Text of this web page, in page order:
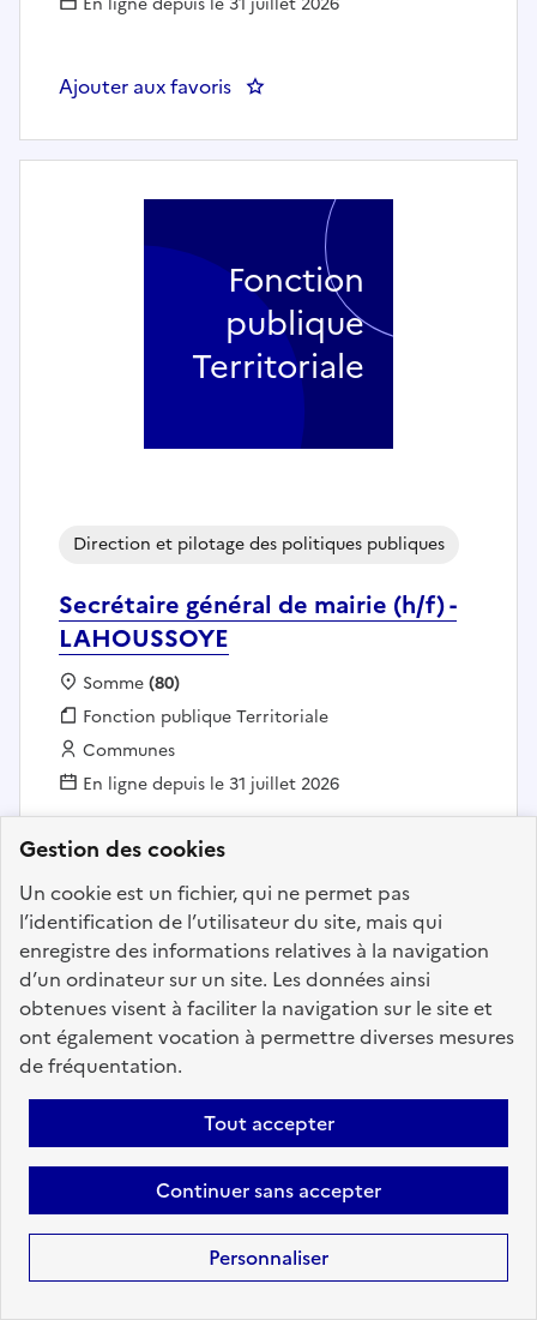
Gestion des cookies
Un cookie est un fichier, qui ne permet pas
l’identification de l’utilisateur du site, mais qui
enregistre des informations relatives à la navigation
d’un ordinateur sur un site. Les données ainsi
obtenues visent à faciliter la navigation sur le site et
ont également vocation à permettre diverses mesures
de fréquentation.
Tout accepter
Continuer sans accepter
Personnaliser
Ajouter aux favoris : Secrétaire général de mairie
Secrétaire général de mairie (h/f) -
LAHOUSSOYE
Direction et pilotage des politiques publiques
Localisation :
Somme(80)
Fonction publique :
Fonction publique Territoriale
Employeur :
Communes
En ligne depuis le 31 juillet 2026
Ajouter aux favoris
Fonction
publique
Territoriale
Précédent 1 17 18 19
21
22 23 200 Suivant
Téléchargez dès à
présent l'application
mobile “Choisir le